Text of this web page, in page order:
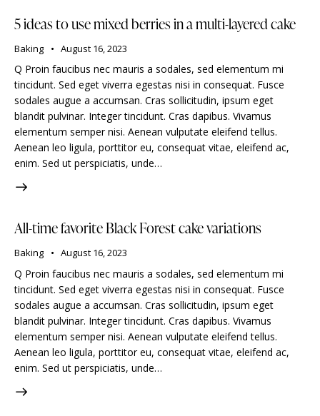
5 ideas to use mixed berries in a multi-layered cake
Baking August 16, 2023
Q Proin faucibus nec mauris a sodales, sed elementum mi
tincidunt. Sed eget viverra egestas nisi in consequat. Fusce
sodales augue a accumsan. Cras sollicitudin, ipsum eget
blandit pulvinar. Integer tincidunt. Cras dapibus. Vivamus
elementum semper nisi. Aenean vulputate eleifend tellus.
Aenean leo ligula, porttitor eu, consequat vitae, eleifend ac,
enim. Sed ut perspiciatis, unde…
All-time favorite Black Forest cake variations
Baking August 16, 2023
Q Proin faucibus nec mauris a sodales, sed elementum mi
tincidunt. Sed eget viverra egestas nisi in consequat. Fusce
sodales augue a accumsan. Cras sollicitudin, ipsum eget
blandit pulvinar. Integer tincidunt. Cras dapibus. Vivamus
elementum semper nisi. Aenean vulputate eleifend tellus.
Aenean leo ligula, porttitor eu, consequat vitae, eleifend ac,
enim. Sed ut perspiciatis, unde…